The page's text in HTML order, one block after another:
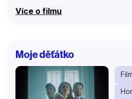
tuší, kde se příslušníci jejího
Více o filmu
Moje děťátko